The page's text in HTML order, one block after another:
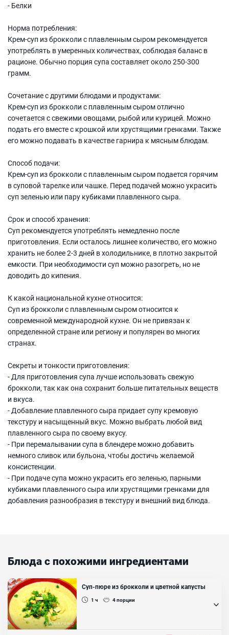
- Белки
Норма потребления:
Крем-суп из брокколи с плавленным сыром рекомендуется
употреблять в умеренных количествах, соблюдая баланс в
рационе. Обычно порция супа составляет около 250-300
грамм.
Сочетание с другими блюдами и продуктами:
Крем-суп из брокколи с плавленным сыром отлично
сочетается с свежими овощами, рыбой или курицей. Можно
подать его вместе с крошкой или хрустящими гренками. Также
его можно подавать в качестве гарнира к мясным блюдам.
Способ подачи:
Крем-суп из брокколи с плавленным сыром подается горячим
в суповой тарелке или чашке. Перед подачей можно украсить
суп зеленью или пару кубиками плавленного сыра.
Срок и способ хранения:
Суп рекомендуется употреблять немедленно после
приготовления. Если осталось лишнее количество, его можно
хранить не более 2-3 дней в холодильнике, в плотно закрытой
емкости. При необходимости суп можно разогреть, но не
доводить до кипения.
К какой национальной кухне относится:
Суп из брокколи с плавленным сыром относится к
современной международной кухне. Он не привязан к
определенной стране или региону и популярен во многих
странах.
Секреты и тонкости приготовления:
- Для приготовления супа лучше использовать свежую
брокколи, так как она сохранит больше питательных веществ
и вкуса.
- Добавление плавленного сыра придает супу кремовую
текстуру и насыщенный вкус. Можно выбрать любой вид
плавленного сыра по своему вкусу.
- При перемалывании супа в блендере можно добавить
немного сливок или бульона, чтобы достичь желаемой
консистенции.
- При подаче супа можно украсить его зеленью, парными
кубиками плавленного сыра или хрустящими гренками для
добавления разнообразия в текстуру и внешний вид блюда.
Блюда с похожими ингредиентами
Суп-пюре из брокколи и цветной капусты
1 ч 4порции